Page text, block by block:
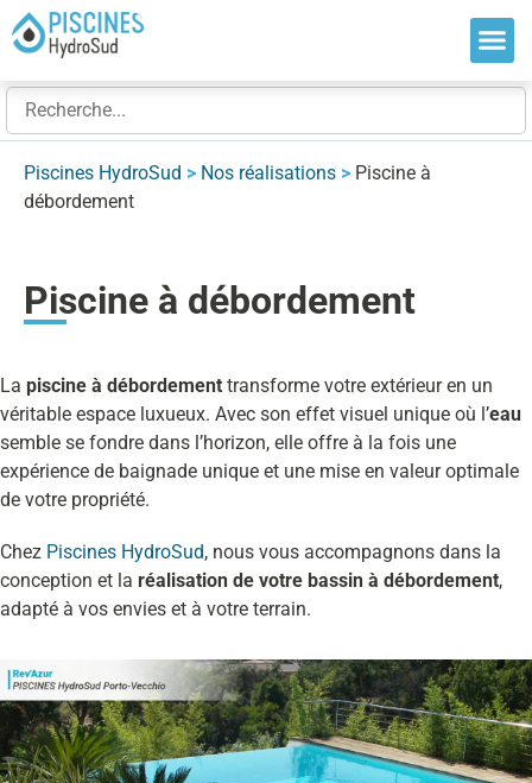
Piscines HydroSud > Nos réalisations > Piscine à
débordement
Piscine à débordement
La piscine à débordement transforme votre extérieur en un
véritable espace luxueux. Avec son effet visuel unique où l’eau
semble se fondre dans l’horizon, elle offre à la fois une
expérience de baignade unique et une mise en valeur optimale
de votre propriété.
Chez Piscines HydroSud, nous vous accompagnons dans la
conception et la réalisation de votre bassin à débordement,
adapté à vos envies et à votre terrain.